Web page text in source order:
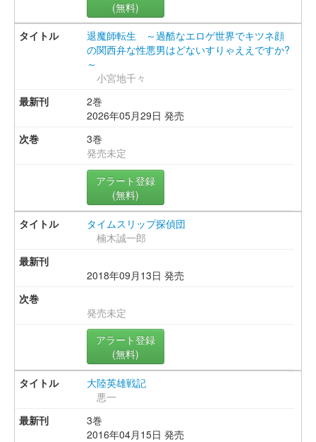
(無料)
退魔師転生 ～過酷なエロゲ世界でキツネ顔
の関西弁な性悪男はどないすりゃええですか?
～
小宮地千々
2巻
2026年05月29日 発売
3巻
発売未定
アラート登録
(無料)
タイムスリップ探偵団
楠木誠一郎
2018年09月13日 発売
発売未定
アラート登録
(無料)
大陸英雄戦記
悪一
3巻
2016年04月15日 発売